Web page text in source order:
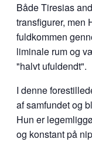
Både Tiresias
transfigurer, men
fuldkommen
liminale rum og
"halvt ufuldendt".
I denne
af samfundet og
Hun er
og konstant på